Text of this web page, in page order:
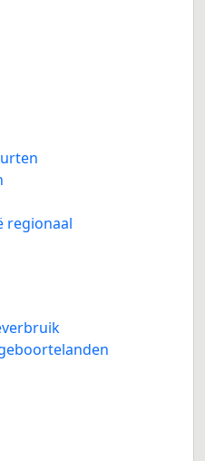
regionaal